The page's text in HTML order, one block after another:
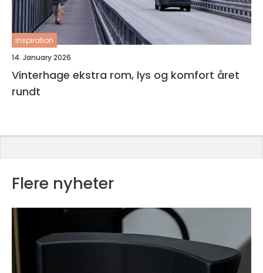
inspiration
14. January 2026
Vinterhage ekstra rom, lys og komfort året
rundt
Flere nyheter